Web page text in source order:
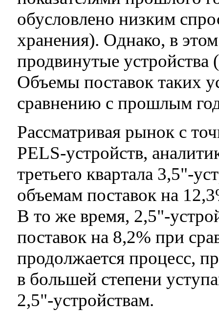
обусловлено низким
хранения). Однако, в
продвинутые устройства
Объемы поставок таких
сравнению с прошлым
Рассматривая рынок с
PELS-устройств,
третьего квартала 3,5"-
объемам поставок на
В то же время, 2,5"-
поставок на 8,2% при
продолжается процесс,
в большей степени
2,5"-устройствам.